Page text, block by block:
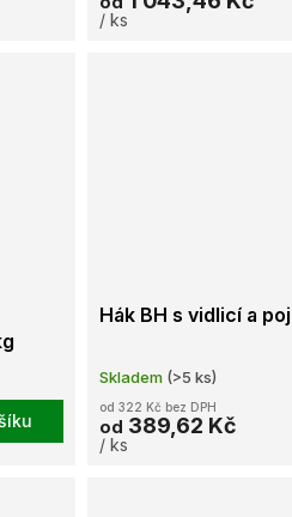
/ ks
Hák BH s vidlicí a
Skladem (>5 ks)
od 322 Kč bez DPH
od 389,62 Kč
/ ks